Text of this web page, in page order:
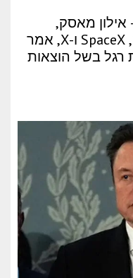
- אילון מאסק,
בעלים של חברות כמו טסלה, SpaceX ו-X, אמר
בשל הוצאות